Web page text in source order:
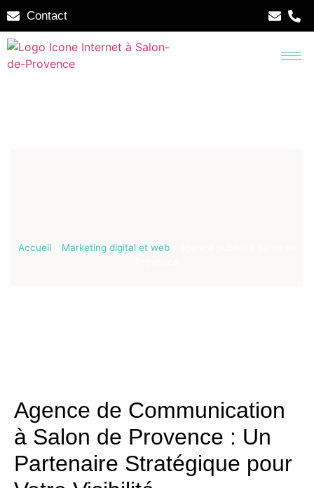
Contact
Accueil» Marketing digital et web»
Agence de Communication
à Salon de Provence : Un
Partenaire Stratégique pour